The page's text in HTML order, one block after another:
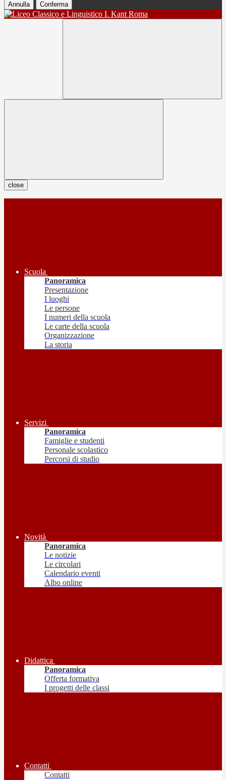
Annulla Conferma
close
Scuola
Panoramica
Presentazione
I luoghi
Le persone
I numeri della scuola
Le carte della scuola
Organizzazione
La storia
Servizi
Panoramica
Famiglie e studenti
Personale scolastico
Percorsi di studio
Novità
Panoramica
Le notizie
Le circolari
Calendario eventi
Albo online
Didattica
Panoramica
Offerta formativa
I progetti delle classi
Contatti
Contatti